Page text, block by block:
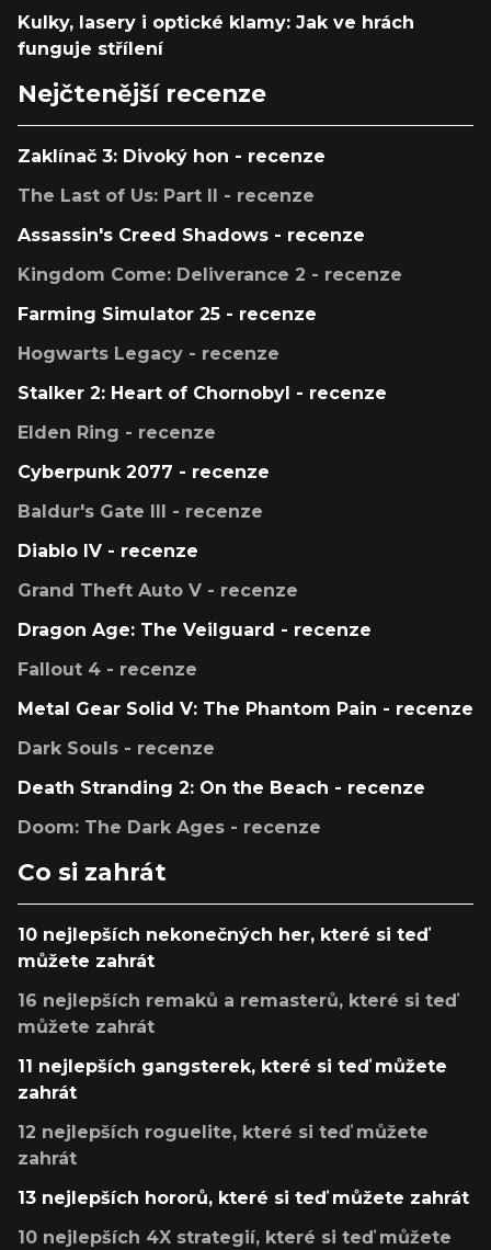
Kulky, lasery i optické klamy: Jak ve hrách
funguje střílení
Nejčtenější recenze
Zaklínač 3: Divoký hon - recenze
The Last of Us: Part II - recenze
Assassin's Creed Shadows - recenze
Kingdom Come: Deliverance 2 - recenze
Farming Simulator 25 - recenze
Hogwarts Legacy - recenze
Stalker 2: Heart of Chornobyl - recenze
Elden Ring - recenze
Cyberpunk 2077 - recenze
Baldur's Gate III - recenze
Diablo IV - recenze
Grand Theft Auto V - recenze
Dragon Age: The Veilguard - recenze
Fallout 4 - recenze
Metal Gear Solid V: The Phantom Pain - recenze
Dark Souls - recenze
Death Stranding 2: On the Beach - recenze
Doom: The Dark Ages - recenze
Co si zahrát
10 nejlepších nekonečných her, které si teď
můžete zahrát
16 nejlepších remaků a remasterů, které si teď
můžete zahrát
11 nejlepších gangsterek, které si teď můžete
zahrát
12 nejlepších roguelite, které si teď můžete
zahrát
13 nejlepších hororů, které si teď můžete zahrát
10 nejlepších 4X strategií, které si teď můžete